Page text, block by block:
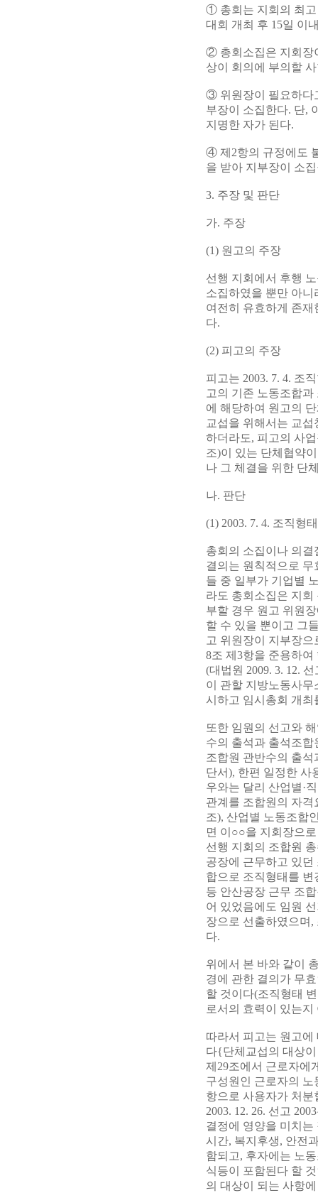
① 총회는 지회의 최고
대회 개최 후 15일 이
② 총회소집은 지회장
상이 회의에 부의할
③ 위원장이 필요하다
부장이 소집한다. 단,
지명한 자가 된다.
④ 제2항의 규정에도
을 받아 지부장이 소
3. 주장 및 판단
가. 주장
(1) 원고의 주장
선행 지회에서 후행
소집하였을 뿐만 아
여전히 유효하게 존
다.
(2) 피고의 주장
피고는 2003. 7. 4. 조
고의 기존 노동조합
에 해당하여 원고의
교섭을 위해서는 교
하더라도, 피고의 사
조)이 있는 단체협약
나 그 체결을 위한 단
나. 판단
(1) 2003. 7. 4. 조직형
총회의 소집이나 의
결의는 원칙적으로
들 중 일부가 기업별
라도 총회소집은 지
부할 경우 원고 위원
할 수 있을 뿐이고 그
고 위원장이 지부장
8조 제3항을 준용하
(대법원 2009. 3. 12.
이 관할 지방노동사
시하고 임시총회 개
또한 임원의 선고와
수의 출석과 출석조
조합원 관반수의 출석
단서), 한편 일정한 사
우와는 달리 산업별·
관계를 조합원의 자격
조), 산업별 노동조합
면 이○○을 지회장으
선행 지회의 조합원
공장에 근무하고 있
합으로 조직형태를
등 안산공장 근무 조
어 있었음에도 임원
장으로 선출하였으며
다.
위에서 본 바와 같이
경에 관한 결의가 무
할 것이다(조직형태
로서의 효력이 있는
따라서 피고는 원고
다{단체교섭의 대상
제29조에서 근로자에
구성원인 근로자의
항으로 사용자가 처
2003. 12. 26. 선고
결정에 영양을 미치는
시간, 복지후생, 안전
함되고, 후자에는 노
식등이 포함된다 할
의 대상이 되는 사항